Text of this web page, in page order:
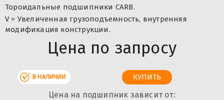
Тороидальные подшипники CARB.
V = Увеличенная грузоподъемность, внутренняя
модификация конструкции.
Цена по запросу
В НАЛИЧИИ
Цена на подшипник зависит от: